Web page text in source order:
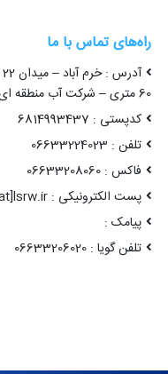
راه‌های تماس با ما
60 متری – شرکت آب منطقه ای لرستان
کدپستی : 6814993437
تلفن : 06633224023
فاکس : 06633208060
پست الکترونیکی : lsrw[at]lsrw.ir
پیامک :
تلفن گویا : 06633206020